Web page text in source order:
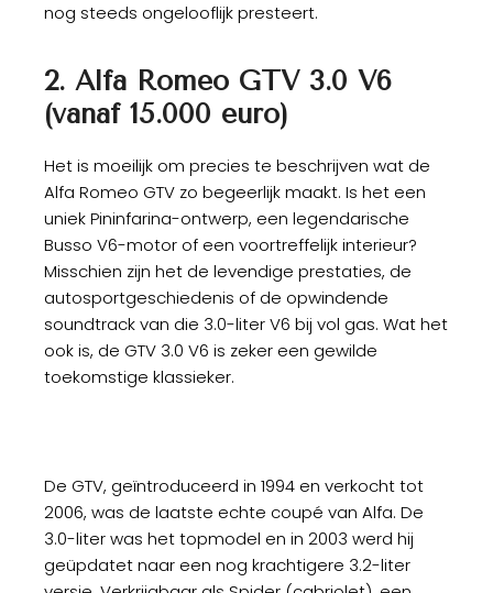
nog steeds ongelooflijk presteert.
2. Alfa Romeo GTV 3.0 V6
(vanaf 15.000 euro)
Het is moeilijk om precies te beschrijven wat de
Alfa Romeo GTV zo begeerlijk maakt. Is het een
uniek Pininfarina-ontwerp, een legendarische
Busso V6-motor of een voortreffelijk interieur?
Misschien zijn het de levendige prestaties, de
autosportgeschiedenis of de opwindende
soundtrack van die 3.0-liter V6 bij vol gas. Wat het
ook is, de GTV 3.0 V6 is zeker een gewilde
toekomstige klassieker.
De GTV, geïntroduceerd in 1994 en verkocht tot
2006, was de laatste echte coupé van Alfa. De
3.0-liter was het topmodel en in 2003 werd hij
geüpdatet naar een nog krachtigere 3.2-liter